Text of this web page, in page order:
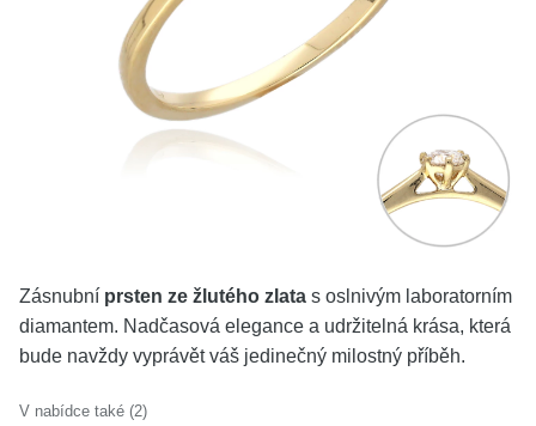
Slovensko
Zásnubní prsten ze žlutého zlata s oslnivým laboratorním
diamantem. Nadčasová elegance a udržitelná krása, která
bude navždy vyprávět váš jedinečný milostný příběh.
V nabídce také (2)